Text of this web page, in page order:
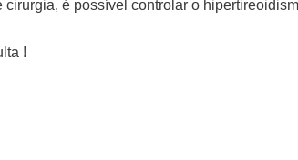
é possível controlar o
!